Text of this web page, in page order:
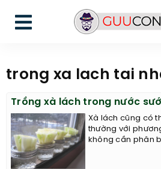
trong xa lach tai
Trồng xà lách trong nước
Xà lách cũng có
thường với
không cần phân